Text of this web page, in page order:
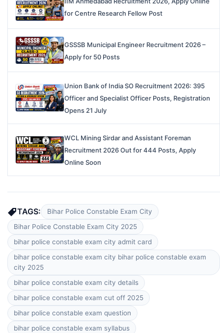
for Centre Research Fellow Post
GSSSB Municipal Engineer Recruitment 2026 –
Apply for 50 Posts
Union Bank of India SO Recruitment 2026: 395
Officer and Specialist Officer Posts, Registration
Opens 21 July
WCL Mining Sirdar and Assistant Foreman
Recruitment 2026 Out for 444 Posts, Apply
Online Soon
TAGS:
Bihar Police Constable Exam City
Bihar Police Constable Exam City 2025
bihar police constable exam city admit card
bihar police constable exam city bihar police constable exam
city 2025
bihar police constable exam city details
bihar police constable exam cut off 2025
bihar police constable exam question
bihar police constable exam syllabus